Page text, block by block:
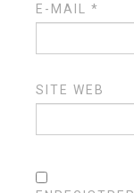
E-MAIL*
SITE WEB